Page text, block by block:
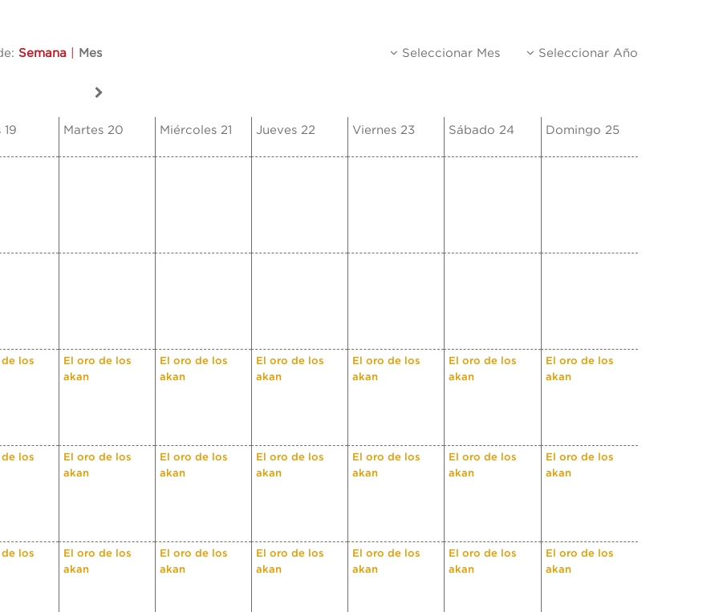
Semana Mes Seleccionar Mes Seleccionar Año
19 Martes 20 Miércoles 21 Jueves 22 Viernes 23 Sábado 24 Domingo 25
de los
El oro de los
akan
El oro de los
akan
El oro de los
akan
El oro de los
akan
El oro de los
akan
El oro de los
akan
de los
El oro de los
akan
El oro de los
akan
El oro de los
akan
El oro de los
akan
El oro de los
akan
El oro de los
akan
de los
El oro de los
akan
El oro de los
akan
El oro de los
akan
El oro de los
akan
El oro de los
akan
El oro de los
akan